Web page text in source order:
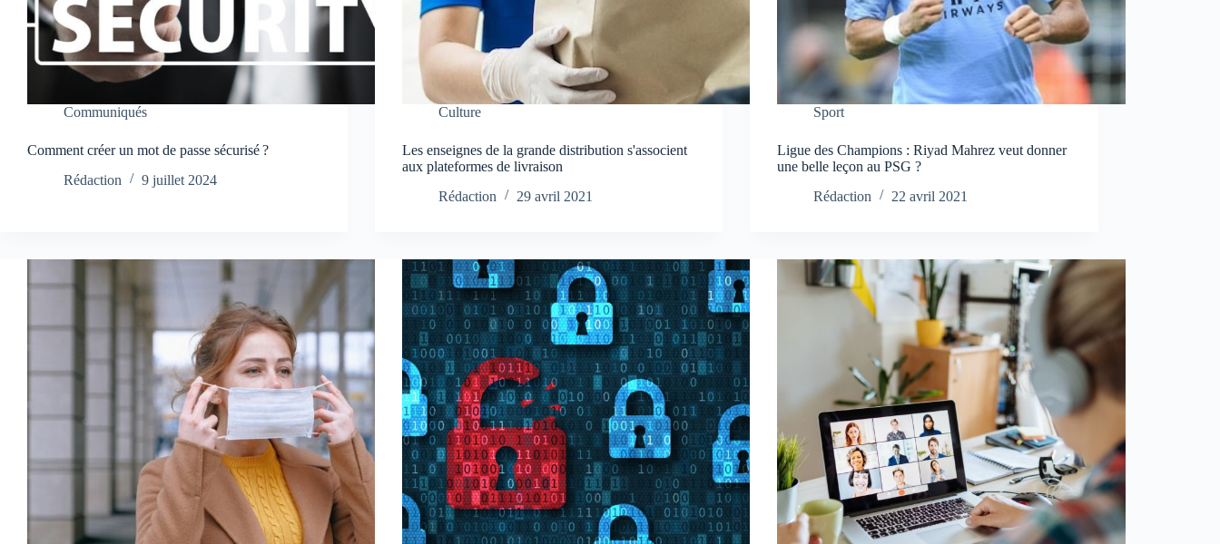
Communiqués
Comment créer un mot de passe sécurisé ?
Rédaction
9 juillet 2024
Culture
Les enseignes de la grande distribution s'associent
aux plateformes de livraison
Rédaction
29 avril 2021
Sport
Ligue des Champions : Riyad Mahrez veut donner
une belle leçon au PSG ?
Rédaction
22 avril 2021